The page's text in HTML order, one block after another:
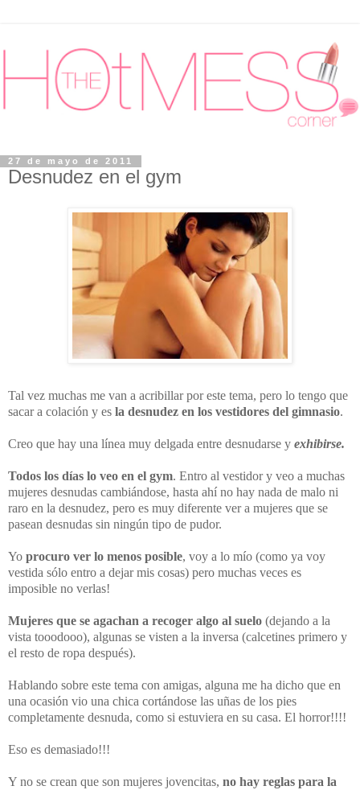
27 de mayo de 2011
Desnudez en el gym
Tal vez muchas me van a acribillar por este tema, pero lo tengo que
sacar a colación y es la desnudez en los vestidores del gimnasio.
Creo que hay una línea muy delgada entre desnudarse y exhibirse.
Todos los días lo veo en el gym. Entro al vestidor y veo a muchas
mujeres desnudas cambiándose, hasta ahí no hay nada de malo ni
raro en la desnudez, pero es muy diferente ver a mujeres que se
pasean desnudas sin ningún tipo de pudor.
Yo procuro ver lo menos posible, voy a lo mío (como ya voy
vestida sólo entro a dejar mis cosas) pero muchas veces es
imposible no verlas!
Mujeres que se agachan a recoger algo al suelo (dejando a la
vista tooodooo), algunas se visten a la inversa (calcetines primero y
el resto de ropa después).
Hablando sobre este tema con amigas, alguna me ha dicho que en
una ocasión vio una chica cortándose las uñas de los pies
completamente desnuda, como si estuviera en su casa. El horror!!!!
Eso es demasiado!!!
Y no se crean que son mujeres jovencitas, no hay reglas para la